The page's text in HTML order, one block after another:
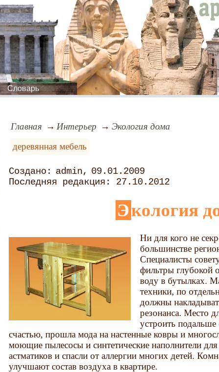
Словарь
Главная Интерьер
Экология дома
деревянная мебель
admin
09.01.2009
27.10.2012
Экология
Ни для кого не
большинстве
Специалисты
фильтры глубокой
воду в бутылках.
техники, по
должны
резонанса. Место
устроить
счастью, прошла мода на настенные ковры и
моющие пылесосы и синтетические наполнители
астматиков и спасли от аллергии многих детей.
улучшают состав воздуха в квартире.